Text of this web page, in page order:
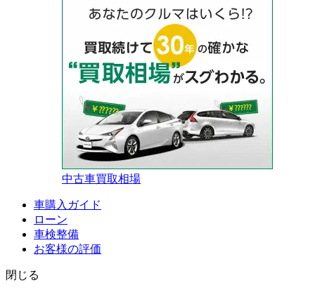
中古車買取相場
車購入ガイド
ローン
車検整備
お客様の評価
閉じる